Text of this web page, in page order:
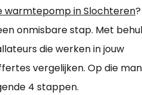
warmtepomp in Slochteren
onmisbare stap. Met
die werken in jouw
vergelijken. Op die
4 stappen.